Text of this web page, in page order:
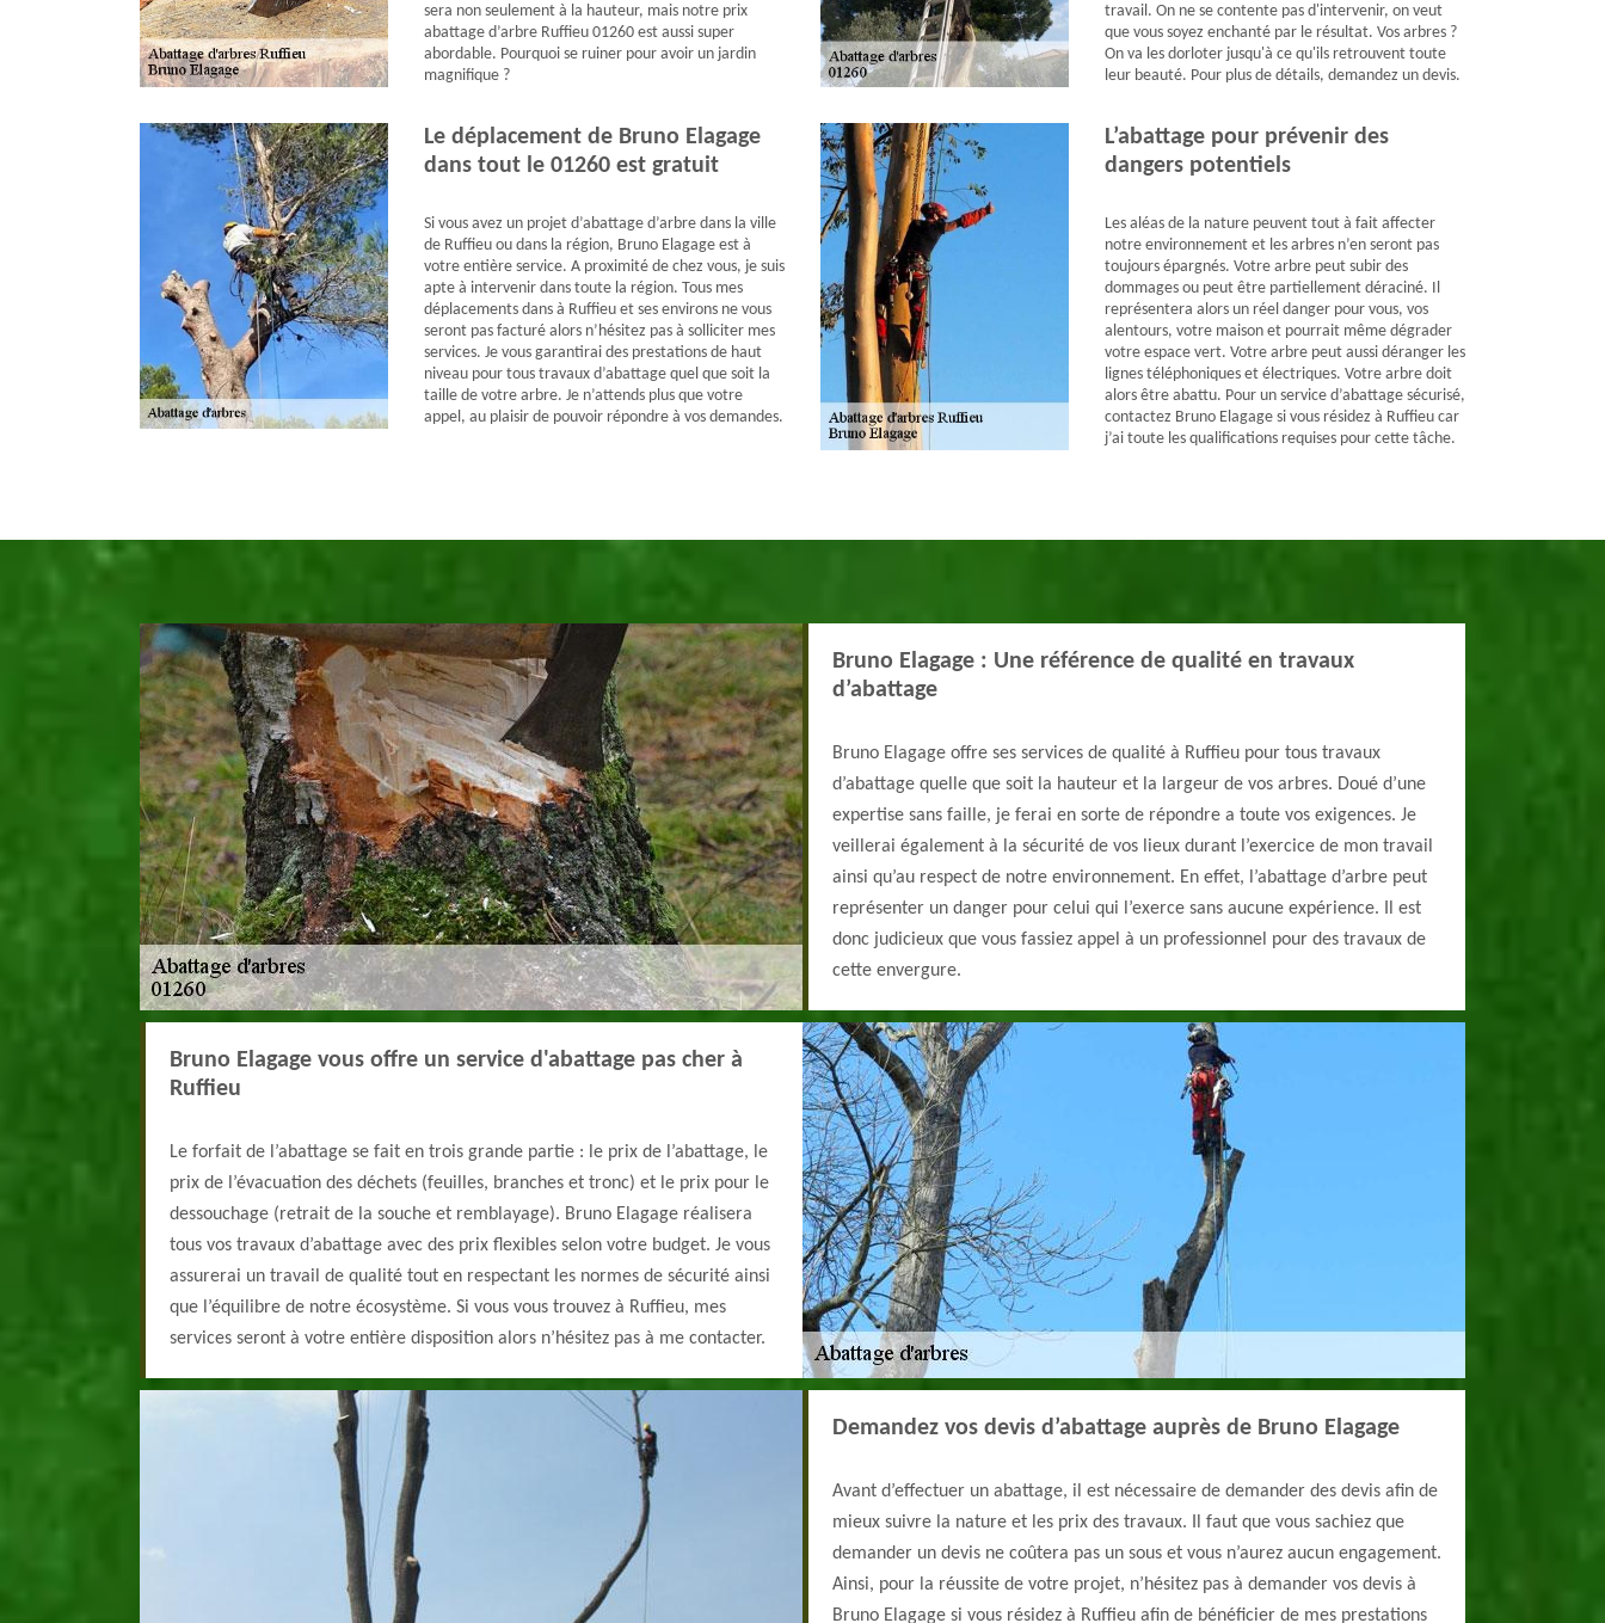
sera non seulement à la hauteur, mais notre prix
abattage d’arbre Ruffieu 01260 est aussi super
abordable. Pourquoi se ruiner pour avoir un jardin
magnifique ?
travail. On ne se contente pas d'intervenir, on veut
que vous soyez enchanté par le résultat. Vos arbres ?
On va les dorloter jusqu'à ce qu'ils retrouvent toute
leur beauté. Pour plus de détails, demandez un devis.
Le déplacement de Bruno Elagage
dans tout le 01260 est gratuit
Si vous avez un projet d’abattage d’arbre dans la ville
de Ruffieu ou dans la région, Bruno Elagage est à
votre entière service. A proximité de chez vous, je suis
apte à intervenir dans toute la région. Tous mes
déplacements dans à Ruffieu et ses environs ne vous
seront pas facturé alors n’hésitez pas à solliciter mes
services. Je vous garantirai des prestations de haut
niveau pour tous travaux d’abattage quel que soit la
taille de votre arbre. Je n’attends plus que votre
appel, au plaisir de pouvoir répondre à vos demandes.
L’abattage pour prévenir des
dangers potentiels
Les aléas de la nature peuvent tout à fait affecter
notre environnement et les arbres n’en seront pas
toujours épargnés. Votre arbre peut subir des
dommages ou peut être partiellement déraciné. Il
représentera alors un réel danger pour vous, vos
alentours, votre maison et pourrait même dégrader
votre espace vert. Votre arbre peut aussi déranger les
lignes téléphoniques et électriques. Votre arbre doit
alors être abattu. Pour un service d’abattage sécurisé,
contactez Bruno Elagage si vous résidez à Ruffieu car
j’ai toute les qualifications requises pour cette tâche.
Bruno Elagage : Une référence de qualité en travaux
d’abattage
Bruno Elagage offre ses services de qualité à Ruffieu pour tous travaux
d’abattage quelle que soit la hauteur et la largeur de vos arbres. Doué d’une
expertise sans faille, je ferai en sorte de répondre a toute vos exigences. Je
veillerai également à la sécurité de vos lieux durant l’exercice de mon travail
ainsi qu’au respect de notre environnement. En effet, l’abattage d’arbre peut
représenter un danger pour celui qui l’exerce sans aucune expérience. Il est
donc judicieux que vous fassiez appel à un professionnel pour des travaux de
cette envergure.
Bruno Elagage vous offre un service d'abattage pas cher à
Ruffieu
Le forfait de l’abattage se fait en trois grande partie : le prix de l’abattage, le
prix de l’évacuation des déchets (feuilles, branches et tronc) et le prix pour le
dessouchage (retrait de la souche et remblayage). Bruno Elagage réalisera
tous vos travaux d’abattage avec des prix flexibles selon votre budget. Je vous
assurerai un travail de qualité tout en respectant les normes de sécurité ainsi
que l’équilibre de notre écosystème. Si vous vous trouvez à Ruffieu, mes
services seront à votre entière disposition alors n’hésitez pas à me contacter.
Demandez vos devis d’abattage auprès de Bruno Elagage
Avant d’effectuer un abattage, il est nécessaire de demander des devis afin de
mieux suivre la nature et les prix des travaux. Il faut que vous sachiez que
demander un devis ne coûtera pas un sous et vous n’aurez aucun engagement.
Ainsi, pour la réussite de votre projet, n’hésitez pas à demander vos devis à
Bruno Elagage si vous résidez à Ruffieu afin de bénéficier de mes prestations